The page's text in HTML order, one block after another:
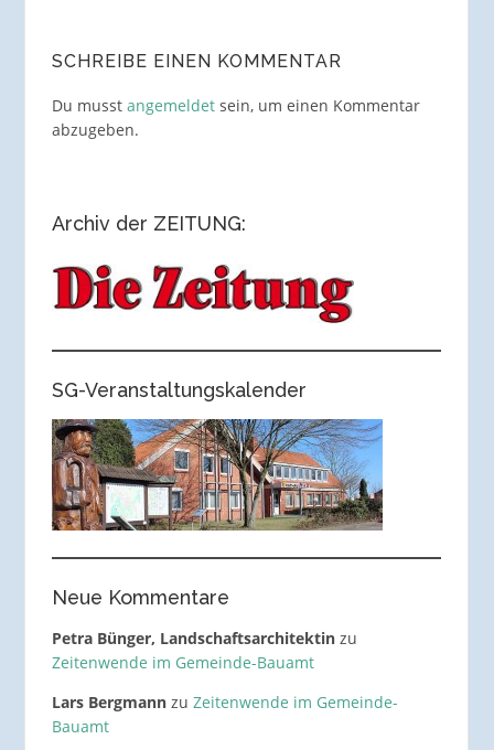
SCHREIBE EINEN KOMMENTAR
Du musst angemeldetsein, um einen Kommentar
abzugeben.
Archiv der ZEITUNG:
SG-Veranstaltungskalender
Neue Kommentare
Petra Bünger, Landschaftsarchitektinzu
Zeitenwende im Gemeinde-Bauamt
Lars Bergmannzu Zeitenwende im Gemeinde-
Bauamt